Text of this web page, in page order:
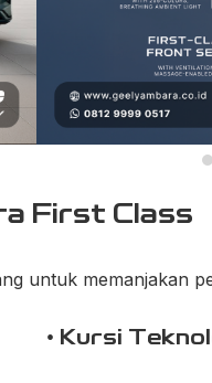
First Class
untuk memanjakan
• Kursi